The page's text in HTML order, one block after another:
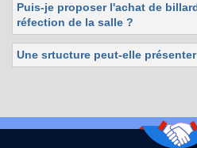
Puis-je proposer l'achat de
réfection de la salle ?
Une srtucture peut-elle